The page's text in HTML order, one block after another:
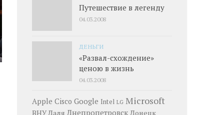
Путешествие в легенду
04.03.2008
ДЕНЬГИ
«Развал-схождение»
ценою в жизнь
04.03.2008
Apple Cisco Google Intel LG Microsoft
ВНУ Даля Днепропетровск Донецк